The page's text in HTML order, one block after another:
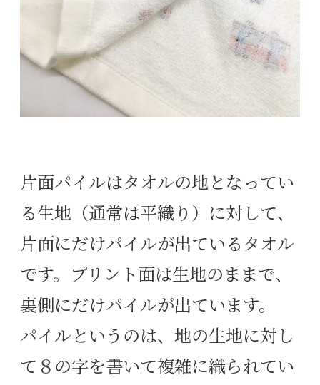
片面パイルはタオルの地となってい
る生地（通常は平織り）に対して、
片面にだけパイルが出ているタオル
です。プリント面は生地のままで、
裏側にだけパイルが出ています。
パイルというのは、地の生地に対し
て８の字を書いて複雑に織られてい